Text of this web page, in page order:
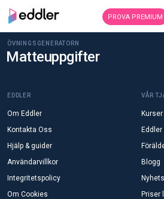
PROVA PREMIUM
ÖVNINGSGENERATORN
Matteuppgifter
EDDLER
Om Eddler
Kontakta Oss
Hjälp & guider
Användarvillkor
Integritetspolicy
Om Cookies
VÅR
Blogg
Priser